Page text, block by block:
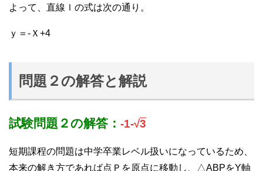
よって、直線ｌの式は次の通り。
ｙ＝-Ｘ+4
問題２の解答と解説
試験問題２の解答： -1-√3
短期課程の問題は中学卒業レベル扱いになっているため、
本来の解き方であれば点Ｐを原点に移動し、△ABPをY軸